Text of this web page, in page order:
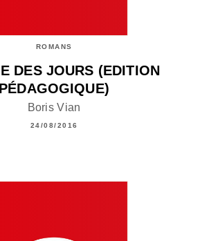
ROMANS
DES JOURS (EDITION
PÉDAGOGIQUE)
Boris Vian
24/08/2016